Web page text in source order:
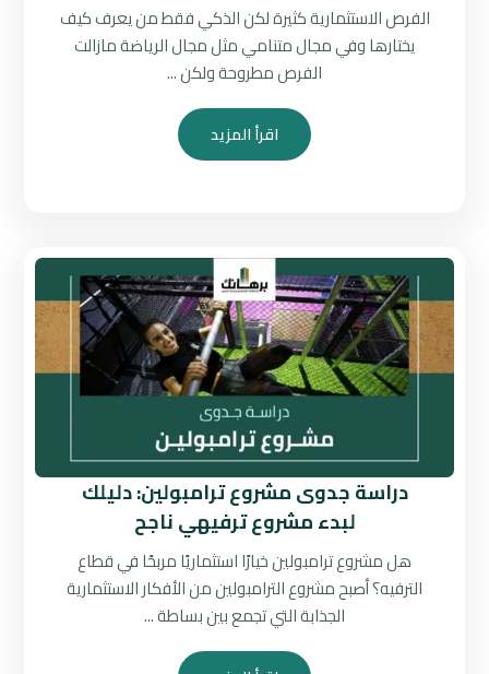
الفرص الاستثمارية كثيرة لكن الذكي فقط من يعرف كيف
يختارها وفي مجال متنامي مثل مجال الرياضة مازالت
الفرص مطروحة ولكن ...
اقرأ المزيد
دراسة جدوى مشروع ترامبولين: دليلك
لبدء مشروع ترفيهي ناجح
هل مشروع ترامبولين خيارًا استثماريًا مربحًا في قطاع
الترفيه؟ أصبح مشروع الترامبولين من الأفكار الاستثمارية
الجذابة التي تجمع بين بساطة ...